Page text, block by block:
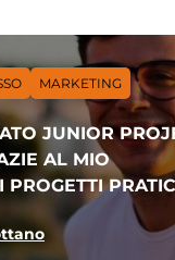
MARKETING
JUNIOR
AL MIO
PROGETTI